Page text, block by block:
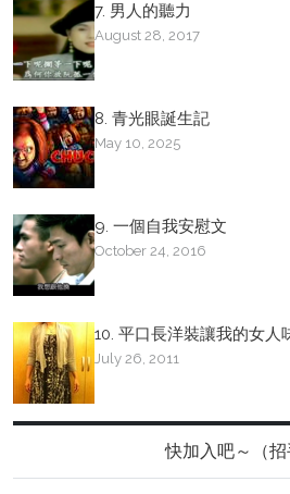
7. 男人的聽力
August 28, 2017
8. 青光眼誕生記
May 10, 2025
9. 一個自我安慰文
October 24, 2016
10. 平口長洋裝讓我的女人
July 26, 2011
快加入吧～（招